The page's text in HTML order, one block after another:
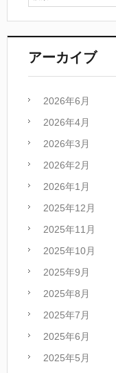
アーカイブ
2026年6月
2026年4月
2026年3月
2026年2月
2026年1月
2025年12月
2025年11月
2025年10月
2025年9月
2025年8月
2025年7月
2025年6月
2025年5月